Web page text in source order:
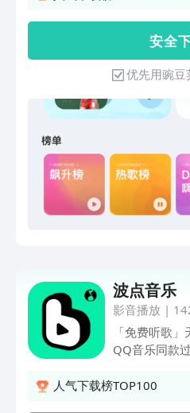
新歌首发等
感受音乐的无
歌新歌一网打
听，满足你的
能：跨平台同
音乐之旅，
荐：根据你的
荐优质内容，
发抢先听：
流，让你第
线享：多重音
放，让你的耳
家内容独享
送，更多独家
探索。极速
下载，随时随
安 全
优先用豌豆
波点音乐
影音播放 |
「免费听歌
QQ音乐同款
部收录；全语
人气下载榜TOP100